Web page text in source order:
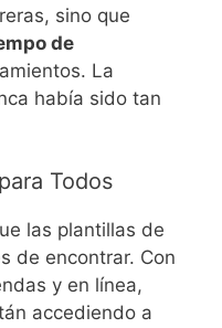
sino que
de
La
había sido tan
Todos
las plantillas de
de encontrar. Con
y en línea,
accediendo a